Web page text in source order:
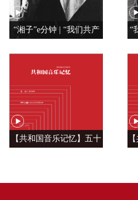
“湘子”e分钟 | “我们共产
“
【共和国音乐记忆】五十